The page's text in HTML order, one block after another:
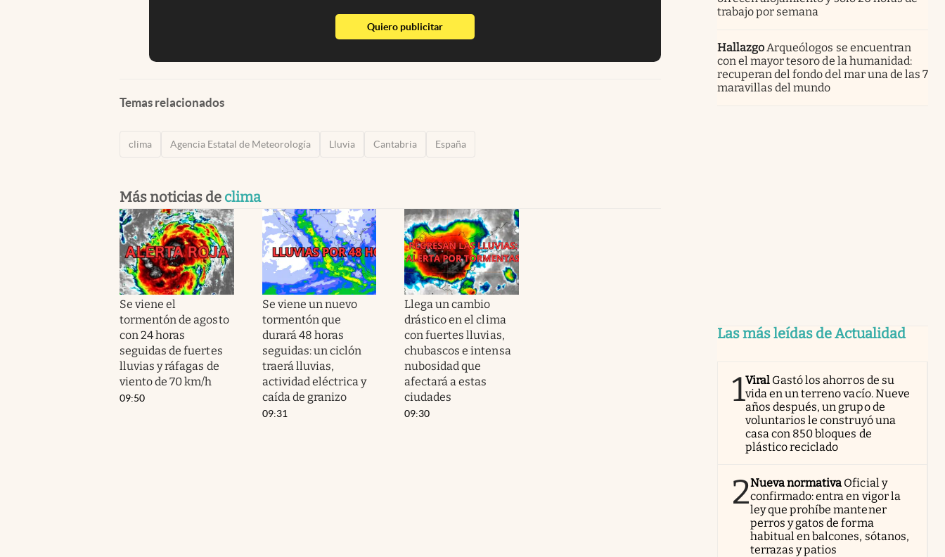
Quiero publicitarabre en nueva pestaña
Temas relacionados
clima Agencia Estatal de Meteorología Lluvia Cantabria España
Más noticias de clima
Se viene el
tormentón de agosto
con 24 horas
seguidas de fuertes
lluvias y ráfagas de
viento de 70 km/h
09:50
Se viene un nuevo
tormentón que
durará 48 horas
seguidas: un ciclón
traerá lluvias,
actividad eléctrica y
caída de granizo
09:31
Llega un cambio
drástico en el clima
con fuertes lluvias,
chubascos e intensa
nubosidad que
afectará a estas
ciudades
09:30
trabajo por semana
HallazgoArqueólogos se encuentran
con el mayor tesoro de la humanidad:
recuperan del fondo del mar una de las 7
maravillas del mundo
Las más leídas de Actualidad
1Viral Gastó los ahorros de su
vida en un terreno vacío. Nueve
años después, un grupo de
voluntarios le construyó una
casa con 850 bloques de
plástico reciclado
2Nueva normativa Oficial y
confirmado: entra en vigor la
ley que prohíbe mantener
perros y gatos de forma
habitual en balcones, sótanos,
terrazas y patios